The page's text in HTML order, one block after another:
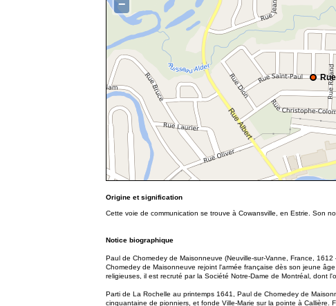
−
Origine et signification
Cette voie de communication se trouve à Cowansville, en Estrie. Son
Notice biographique
Paul de Chomedey de Maisonneuve (Neuville-sur-Vanne, France,
Chomedey de Maisonneuve rejoint l'armée française dès son jeune
religieuses, il est recruté par la Société Notre-Dame de Montréal, dont
Parti de La Rochelle au printemps 1641, Paul de Chomedey de
cinquantaine de pionniers, et fonde Ville-Marie sur la pointe à